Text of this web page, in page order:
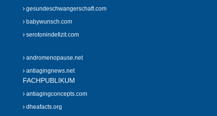
gesundeschwangerschaft.com
babywunsch.com
serotonindefizit.com
andromenopause.net
antiagingnews.net
FACHPUBLIKUM
antiagingconcepts.com
dheafacts.org